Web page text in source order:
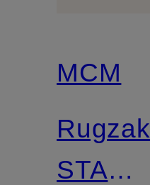
MCM
Rugzak
STARK